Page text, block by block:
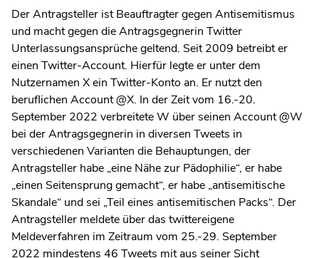
Der Antragsteller ist Beauftragter gegen Antisemitismus
und macht gegen die Antragsgegnerin Twitter
Unterlassungsansprüche geltend. Seit 2009 betreibt er
einen Twitter-Account. Hierfür legte er unter dem
Nutzernamen X ein Twitter-Konto an. Er nutzt den
beruflichen Account @X. In der Zeit vom 16.-20.
September 2022 verbreitete W über seinen Account @W
bei der Antragsgegnerin in diversen Tweets in
verschiedenen Varianten die Behauptungen, der
Antragsteller habe „eine Nähe zur Pädophilie“, er habe
„einen Seitensprung gemacht“, er habe „antisemitische
Skandale“ und sei „Teil eines antisemitischen Packs“. Der
Antragsteller meldete über das twittereigene
Meldeverfahren im Zeitraum vom 25.-29. September
2022 mindestens 46 Tweets mit aus seiner Sicht